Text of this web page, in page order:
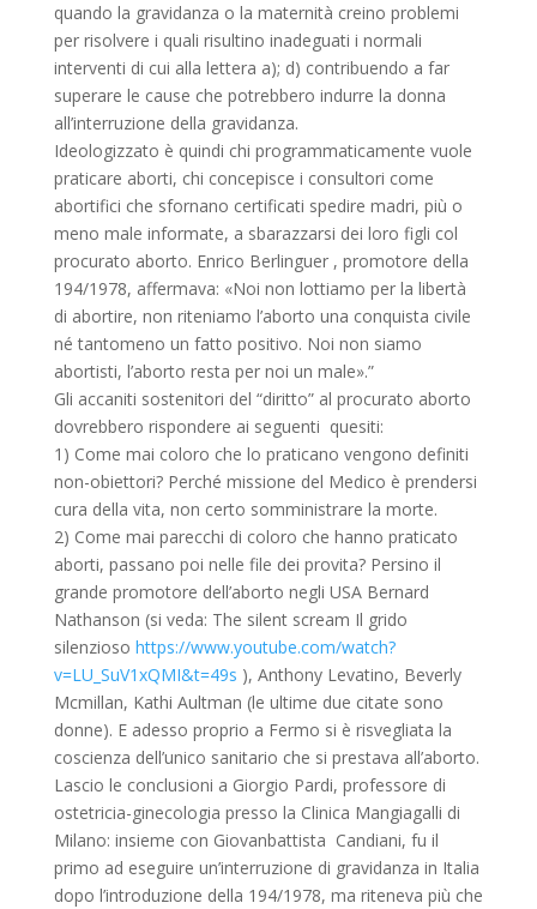
quando la gravidanza o la maternità creino problemi
per risolvere i quali risultino inadeguati i normali
interventi di cui alla lettera a); d) contribuendo a far
superare le cause che potrebbero indurre la donna
all’interruzione della gravidanza.
Ideologizzato è quindi chi programmaticamente vuole
praticare aborti, chi concepisce i consultori come
abortifici che sfornano certificati spedire madri, più o
meno male informate, a sbarazzarsi dei loro figli col
procurato aborto. Enrico Berlinguer , promotore della
194/1978, affermava: «Noi non lottiamo per la libertà
di abortire, non riteniamo l’aborto una conquista civile
né tantomeno un fatto positivo. Noi non siamo
abortisti, l’aborto resta per noi un male».”
Gli accaniti sostenitori del “diritto” al procurato aborto
dovrebbero rispondere ai seguenti quesiti:
1) Come mai coloro che lo praticano vengono definiti
non-obiettori? Perché missione del Medico è prendersi
cura della vita, non certo somministrare la morte.
2) Come mai parecchi di coloro che hanno praticato
aborti, passano poi nelle file dei provita? Persino il
grande promotore dell’aborto negli USA Bernard
Nathanson (si veda: The silent scream Il grido
silenzioso https://www.youtube.com/watch?
v=LU_SuV1xQMI&t=49s ), Anthony Levatino, Beverly
Mcmillan, Kathi Aultman (le ultime due citate sono
donne). E adesso proprio a Fermo si è risvegliata la
coscienza dell’unico sanitario che si prestava all’aborto.
Lascio le conclusioni a Giorgio Pardi, professore di
ostetricia-ginecologia presso la Clinica Mangiagalli di
Milano: insieme con Giovanbattista Candiani, fu il
primo ad eseguire un’interruzione di gravidanza in Italia
dopo l’introduzione della 194/1978, ma riteneva più che